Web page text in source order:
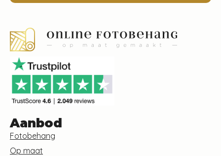
Aanbod
Fotobehang
Op maat